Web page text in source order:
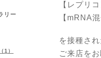
【レプリ
【mRNA
を接種さ
ご来店を
リー
1）